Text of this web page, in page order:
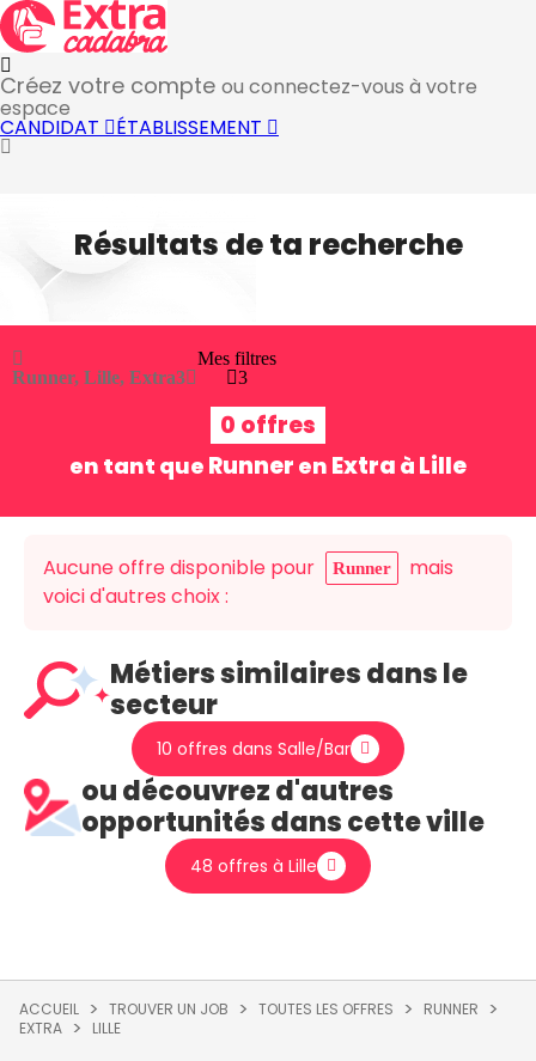
Créez votre compte ou connectez-vous à votre
espace
CANDIDAT ÉTABLISSEMENT
Résultats de ta recherche
Runner, Lille, Extra3
Mes filtres
3
0 offres
en tant que Runner en Extra à Lille
Aucune offre disponible pour Runner
mais
voici d'autres choix :
Métiers similaires dans le
secteur
10 offres dans Salle/Bar
ou découvrez d'autres
opportunités dans cette ville
48 offres à Lille
ACCUEIL TROUVER UN JOB TOUTES LES OFFRES
RUNNER
EXTRA
LILLE